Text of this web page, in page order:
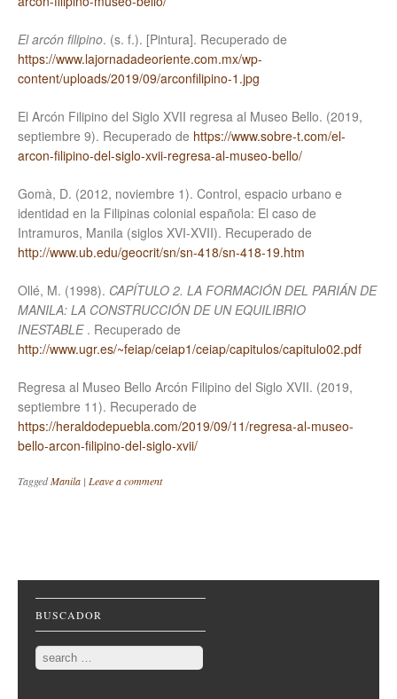
El arcón filipino. (s. f.). [Pintura]. Recuperado de
https://www.lajornadadeoriente.com.mx/wp-
content/uploads/2019/09/arconfilipino-1.jpg
El Arcón Filipino del Siglo XVII regresa al Museo Bello. (2019,
septiembre 9). Recuperado de https://www.sobre-t.com/el-
arcon-filipino-del-siglo-xvii-regresa-al-museo-bello/
Gomà, D. (2012, noviembre 1). Control, espacio urbano e
identidad en la Filipinas colonial española: El caso de
Intramuros, Manila (siglos XVI-XVII). Recuperado de
http://www.ub.edu/geocrit/sn/sn-418/sn-418-19.htm
Ollé, M. (1998). CAPÍTULO 2. LA FORMACIÓN DEL PARIÁN DE
MANILA: LA CONSTRUCCIÓN DE UN EQUILIBRIO
INESTABLE . Recuperado de
http://www.ugr.es/~feiap/ceiap1/ceiap/capitulos/capitulo02.pdf
Regresa al Museo Bello Arcón Filipino del Siglo XVII. (2019,
septiembre 11). Recuperado de
https://heraldodepuebla.com/2019/09/11/regresa-al-museo-
bello-arcon-filipino-del-siglo-xvii/
TaggedManila | Leave a comment
Post navigation
BUSCADOR
Search